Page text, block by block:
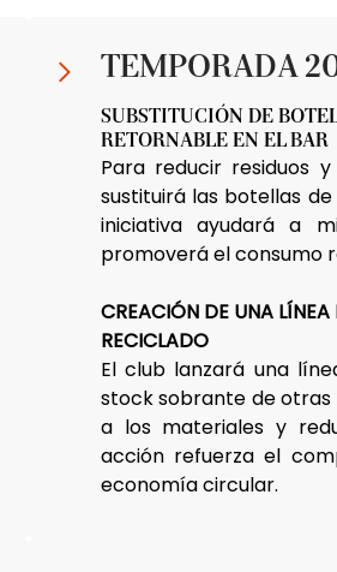
TEMPORADA
SUBSTITUCIÓN DE
RETORNABLE EN EL BAR
Para reducir residuos
sustituirá las botellas
iniciativa ayudará a
promoverá el consumo
CREACIÓN DE UNA
RECICLADO
El club lanzará una
stock sobrante de otras
a los materiales y
acción refuerza el
economía circular.